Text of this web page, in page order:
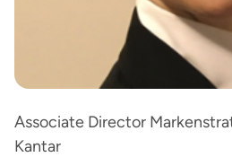
Associate Director
Kantar